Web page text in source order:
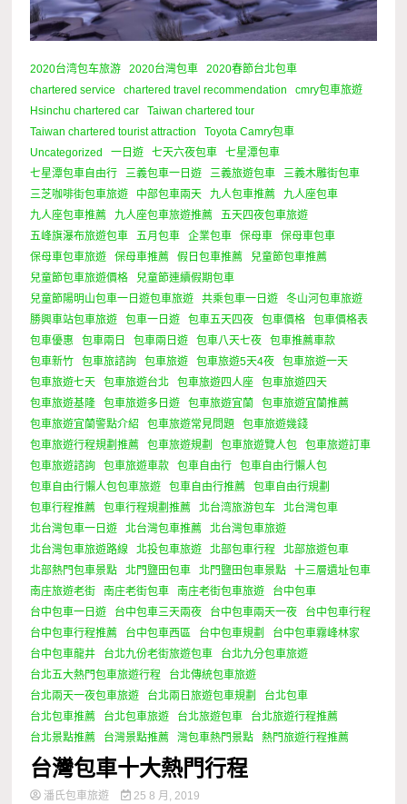
2020台湾包车旅游 2020台灣包車
2020春節台北包車
chartered service
chartered travel recommendation
cmry包車旅遊
Hsinchu chartered car
Taiwan chartered tour
Taiwan chartered tourist attraction
Toyota Camry包車
Uncategorized
一日遊 七天六夜包車
七星潭包車
七星潭包車自由行
三義包車一日遊 三義旅遊包車
三義木雕街包車
三芝咖啡街包車旅遊
中部包車兩天 九人包車推薦
九人座包車
九人座包車推薦
九人座包車旅遊推薦
五天四夜包車旅遊
五峰旗瀑布旅遊包車
五月包車 企業包車 保母車
保母車包車
保母車包車旅遊
保母車推薦 假日包車推薦
兒童節包車推薦
兒童節包車旅遊價格
兒童節連續假期包車
兒童節陽明山包車一日遊包車旅遊
共乘包車一日遊
冬山河包車旅遊
勝興車站包車旅遊
包車一日遊 包車五天四夜 包車價格
包車價格表
包車優惠
包車兩日 包車兩日遊 包車八天七夜
包車推薦車款
包車新竹
包車旅諮詢 包車旅遊 包車旅遊5天4夜
包車旅遊一天
包車旅遊七天
包車旅遊台北 包車旅遊四人座
包車旅遊四天
包車旅遊基隆
包車旅遊多日遊 包車旅遊宜蘭
包車旅遊宜蘭推薦
包車旅遊宜蘭警點介紹
包車旅遊常見問題
包車旅遊幾錢
包車旅遊行程規劃推薦
包車旅遊規劃 包車旅遊覽人包
包車旅遊訂車
包車旅遊諮詢
包車旅遊車款 包車自由行
包車自由行懶人包
包車自由行懶人包包車旅遊
包車自由行推薦
包車自由行規劃
包車行程推薦
包車行程規劃推薦 北台湾旅游包车
北台灣包車
北台灣包車一日遊
北台灣包車推薦
北台灣包車旅遊
北台灣包車旅遊路線
北投包車旅遊 北部包車行程
北部旅遊包車
北部熱門包車景點
北門鹽田包車 北門鹽田包車景點
十三層遺址包車
南庄旅遊老街
南庄老街包車 南庄老街包車旅遊
台中包車
台中包車一日遊
台中包車三天兩夜 台中包車兩天一夜
台中包車行程
台中包車行程推薦
台中包車西區 台中包車規劃
台中包車霧峰林家
台中包車龍井
台北九份老街旅遊包車
台北九分包車旅遊
台北五大熱門包車旅遊行程
台北傳統包車旅遊
台北兩天一夜包車旅遊
台北兩日旅遊包車規劃
台北包車
台北包車推薦
台北包車旅遊 台北旅遊包車
台北旅遊行程推薦
台北景點推薦
台灣景點推薦 灣包車熱門景點 熱門旅遊行程推薦
台灣包車十大熱門行程
潘氏包車旅遊 25 8 月, 2019